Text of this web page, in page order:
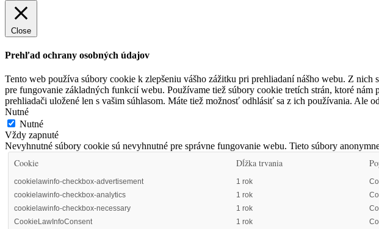
Close
Prehľad ochrany osobných údajov
Tento web používa súbory cookie k zlepšeniu vášho zážitku pri prehliadaní nášho webu. Z
pre fungovanie základných funkcií webu. Používame tiež súbory cookie tretích strán, ktoré
prehliadači uložené len s vašim súhlasom. Máte tiež možnosť odhlásiť sa z ich používania.
Nutné
Nutné
Vždy zapnuté
Nevyhnutné súbory cookie sú nevyhnutné pre správne fungovanie webu. Tieto súbory
Cookie Dĺžka trvania
cookielawinfo-checkbox-advertisement 1 rok
cookielawinfo-checkbox-analytics
1 rok
cookielawinfo-checkbox-necessary
1 rok
CookieLawInfoConsent
1 rok